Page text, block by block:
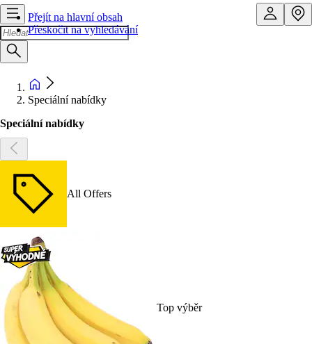
Přejít na hlavní obsah
Přeskočit na vyhledávání
Speciální nabídky
Speciální nabídky
All Offers
Top výběr